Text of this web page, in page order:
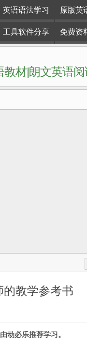
英语语法学习 原版英
工具软件分享 免费资
材|朗文英语
教学参考书
必乐推荐学习。